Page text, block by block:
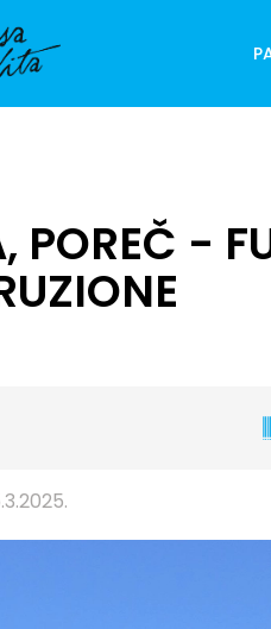
POREČ -